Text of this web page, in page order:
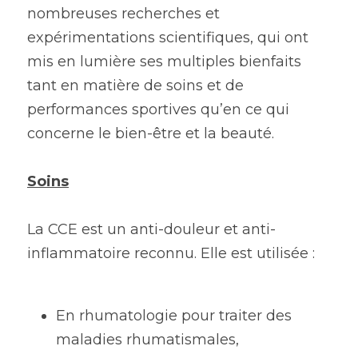
nombreuses recherches et
expérimentations scientifiques, qui ont
mis en lumière ses multiples bienfaits
tant en matière de soins et de
performances sportives qu’en ce qui
concerne le bien-être et la beauté.
Soins
La CCE est un anti-douleur et anti-
inflammatoire reconnu. Elle est utilisée :
En rhumatologie pour traiter des
maladies rhumatismales,